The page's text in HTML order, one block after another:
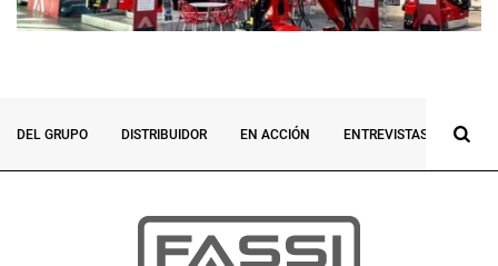
DEL GRUPO DISTRIBUIDOR EN ACCIÓN ENTREVISTAS